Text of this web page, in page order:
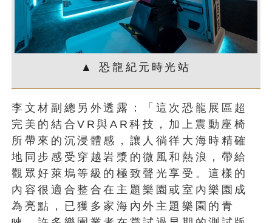
▲ 恐龍紀元時光站
李文材副總另外透露：「這次恐龍展區超
完美的結合VR與AR科技，加上震動座椅
所帶來的沉浸體感，讓人徜徉大海時精確
地同步感受穿越岩漿的微風和熱浪，帶給
觀眾好萊塢等級的極致聲光享受。這樣的
內容很適合整合在主題樂園或室內樂園成
為亮點，已獲多家海內外主題樂園的青